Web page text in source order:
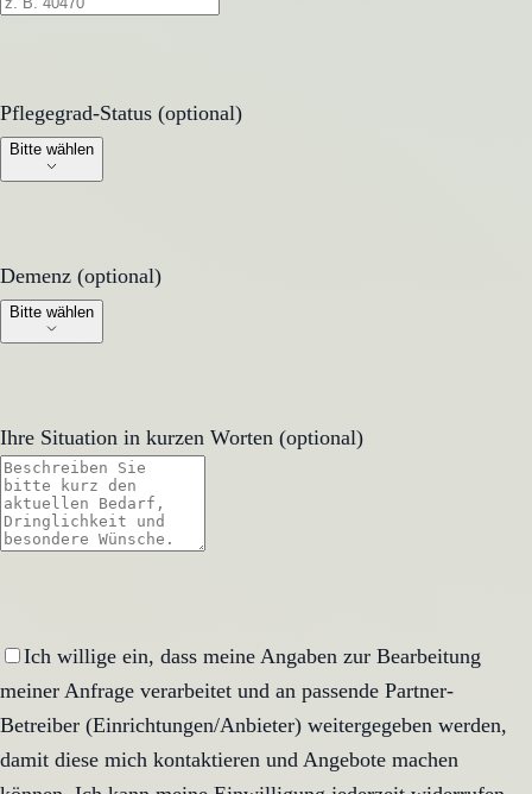
Pflegegrad-Status (optional)
Pflegegrad-Status (optional)
Bitte wählen
Demenz (optional)
Demenz (optional)
Bitte wählen
Ihre Situation in kurzen Worten (optional)
Ich willige ein, dass meine Angaben zur Bearbeitung
meiner Anfrage verarbeitet und an passende Partner-
Betreiber (Einrichtungen/Anbieter) weitergegeben werden,
damit diese mich kontaktieren und Angebote machen